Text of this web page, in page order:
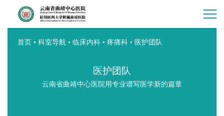
首页 • 科室导航 • 临床内科 • 疼痛科 • 医护团队
医护团队
云南省曲靖中心医院用专业谱写医学新的篇章